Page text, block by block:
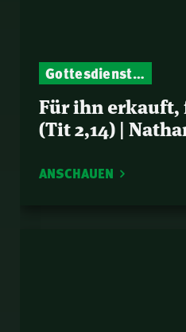
Gottesdienst-Botschaften – Jeden Sonntag neu: Aktuelle Predigten vom Mitternachtsruf
Für ihn
(Tit 2,14) |
ANSCHAUEN